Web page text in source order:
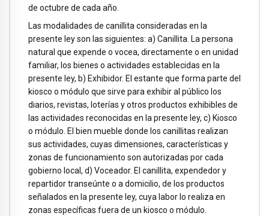
de octubre de cada año.
Las modalidades de canillita consideradas en la
presente ley son las siguientes: a) Canillita. La persona
natural que expende o vocea, directamente o en unidad
familiar, los bienes o actividades establecidas en la
presente ley, b) Exhibidor. El estante que forma parte del
kiosco o módulo que sirve para exhibir al público los
diarios, revistas, loterías y otros productos exhibibles de
las actividades reconocidas en la presente ley, c) Kiosco
o módulo. El bien mueble donde los canillitas realizan
sus actividades, cuyas dimensiones, características y
zonas de funcionamiento son autorizadas por cada
gobierno local, d) Voceador. El canillita, expendedor y
repartidor transeúnte o a domicilio, de los productos
señalados en la presente ley, cuya labor lo realiza en
zonas específicas fuera de un kiosco o módulo.